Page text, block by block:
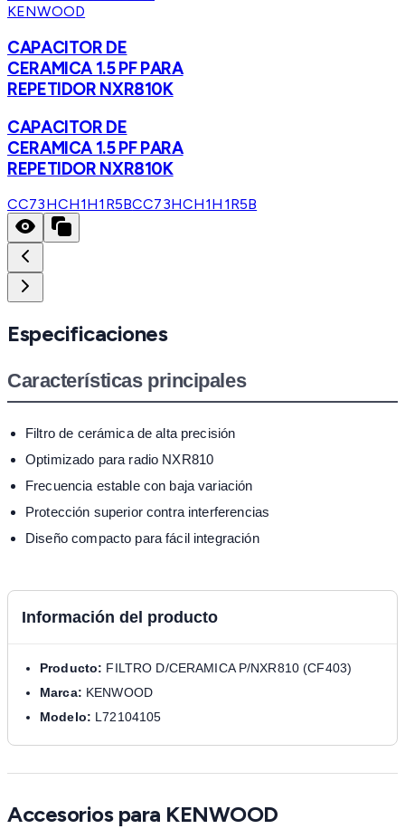
KENWOOD
CAPACITOR DE
CERAMICA 1.5 PF PARA
REPETIDOR NXR810K
CAPACITOR DE
CERAMICA 1.5 PF PARA
REPETIDOR NXR810K
CC73HCH1H1R5BCC73HCH1H1R5B
Especificaciones
Características principales
Filtro de cerámica de alta precisión
Optimizado para radio NXR810
Frecuencia estable con baja variación
Protección superior contra interferencias
Diseño compacto para fácil integración
Información del producto
Producto: FILTRO D/CERAMICA P/NXR810 (CF403)
Marca: KENWOOD
Modelo: L72104105
Accesorios para KENWOOD